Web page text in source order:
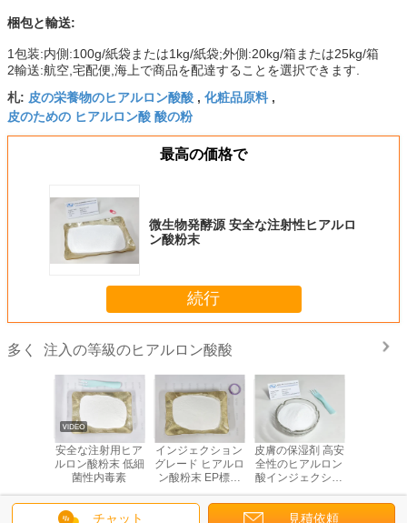
梱包と輸送:
1包装:内側:100g/紙袋または1kg/紙袋;外側:20kg/箱または25kg/箱
2輸送:航空,宅配便,海上で商品を配達することを選択できます.
札: 皮の栄養物のヒアルロン酸酸 , 化粧品原料 ,
皮のための ヒアルロン酸 酸の粉
最高の価格で
微生物発酵源 安全な注射性ヒアルロ
ン酸粉末
続行
多く 注入の等級のヒアルロン酸酸
安全な注射用ヒア
ルロン酸粉末 低細
菌性内毒素
インジェクション
グレード ヒアルロ
ン酸粉末 EP標準
61-9
皮膚の保湿剤 高安
全性のヒアルロン
酸インジェクショ
9004-61-9
チャット 見積依頼